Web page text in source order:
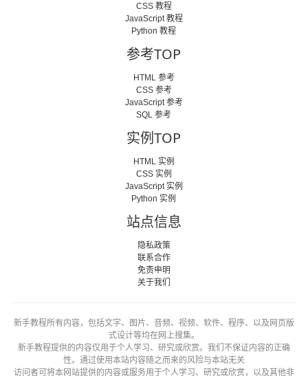
CSS 教程
JavaScript 教程
Python 教程
参考TOP
HTML 参考
CSS 参考
JavaScript 参考
SQL 参考
实例TOP
HTML 实例
CSS 实例
JavaScript 实例
Python 实例
站点信息
隐私政策
联系合作
免责申明
关于我们
新手教程所有内容，包括文字、图片、音频、视频、软件、程序、以及网页版
式设计等均在网上搜集。
新手教程提供的内容仅用于个人学习、研究或欣赏。我们不保证内容的正确
性。通过使用本站内容随之而来的风险与本站无关
访问者可将本网站提供的内容或服务用于个人学习、研究或欣赏，以及其他非